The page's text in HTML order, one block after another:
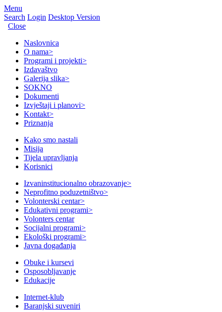
Menu
Search Login Desktop Version
Close
Naslovnica
O nama>
Programi i projekti>
Izdavaštvo
Galerija slika>
SOKNO
Dokumenti
Izvještaji i planovi>
Kontakt>
Priznanja
Kako smo nastali
Misija
Tijela upravljanja
Korisnici
Izvaninstitucionalno obrazovanje>
Neprofitno poduzetništvo>
Volonterski centar>
Edukativni programi>
Volonters centar
Socijalni programi>
Ekološki programi>
Javna događanja
Obuke i kursevi
Osposobljavanje
Edukacije
Internet-klub
Baranjski suveniri